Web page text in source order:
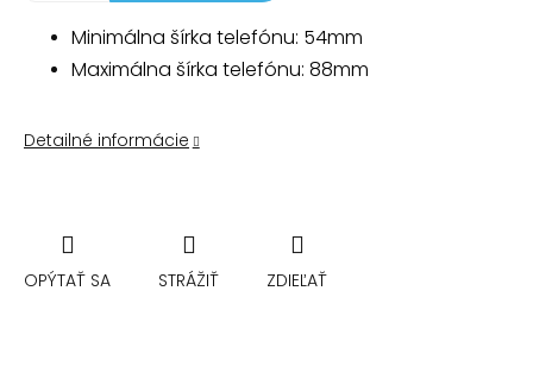
Minimálna šírka telefónu: 54mm
Maximálna šírka telefónu: 88mm
Detailné informácie
OPÝTAŤ SA STRÁŽIŤ ZDIEĽAŤ